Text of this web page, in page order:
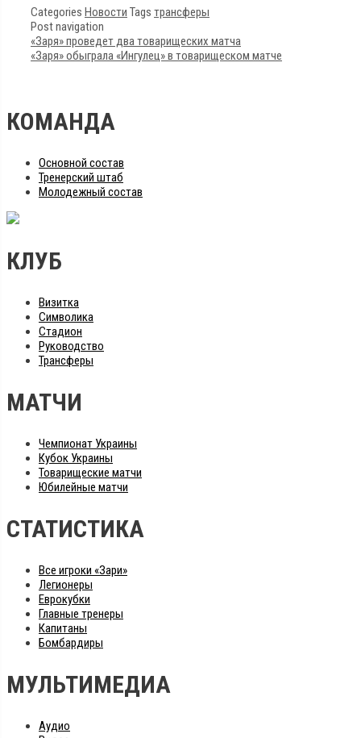
Categories Новости Tags трансферы
Post navigation
«Заря» проведет два товарищеских матча
«Заря» обыграла «Ингулец» в товарищеском матче
КОМАНДА
Основной состав
Тренерский штаб
Молодежный состав
КЛУБ
Визитка
Символика
Стадион
Руководство
Трансферы
МАТЧИ
Чемпионат Украины
Кубок Украины
Товарищеские матчи
Юбилейные матчи
СТАТИСТИКА
Все игроки «Зари»
Легионеры
Еврокубки
Главные тренеры
Капитаны
Бомбардиры
МУЛЬТИМЕДИА
Аудио